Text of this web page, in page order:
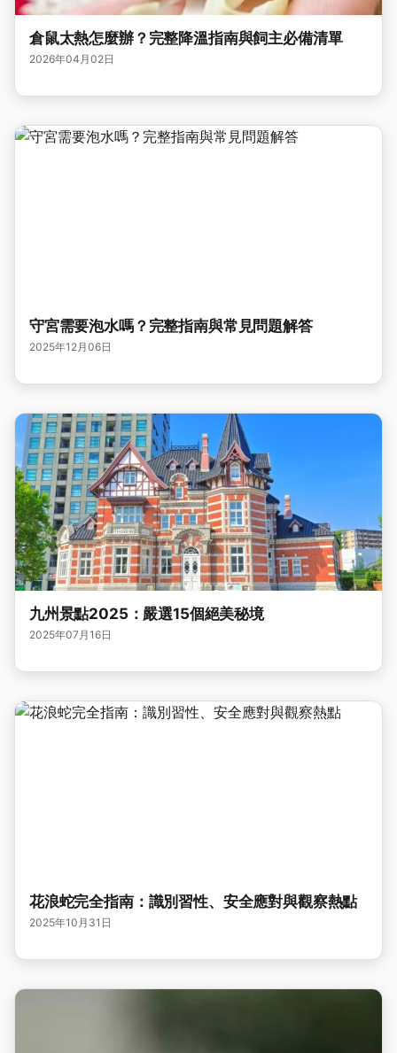
倉鼠太熱怎麼辦？完整降溫指南與飼主必備清單
2026年04月02日
守宮需要泡水嗎？完整指南與常見問題解答
2025年12月06日
九州景點2025：嚴選15個絕美秘境
2025年07月16日
花浪蛇完全指南：識別習性、安全應對與觀察熱點
2025年10月31日